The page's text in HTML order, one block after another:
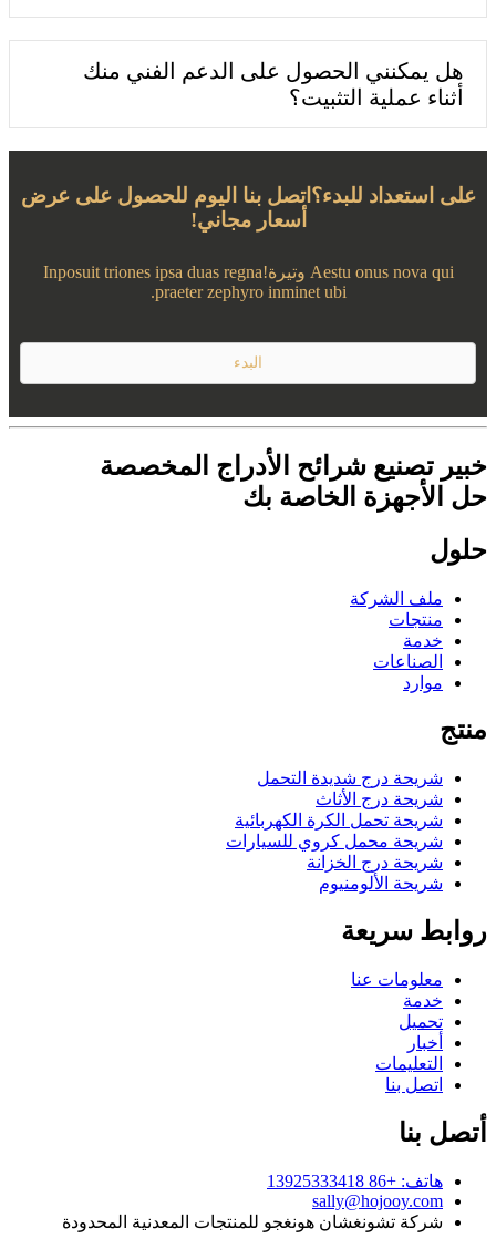
هل يمكنني الحصول على الدعم الفني منك
أثناء عملية التثبيت؟
على استعداد للبدء؟اتصل بنا اليوم للحصول على عرض
أسعار مجاني!
Aestu onus nova qui وتيرة!Inposuit triones ipsa duas regna
praeter zephyro inminet ubi.
البدء
خبير تصنيع شرائح الأدراج المخصصة
حل الأجهزة الخاصة بك
حلول
ملف الشركة
منتجات
خدمة
الصناعات
موارد
منتج
شريحة درج شديدة التحمل
شريحة درج الأثاث
شريحة تحمل الكرة الكهربائية
شريحة محمل كروي للسيارات
شريحة درج الخزانة
شريحة الألومنيوم
روابط سريعة
معلومات عنا
خدمة
تحميل
أخبار
التعليمات
اتصل بنا
أتصل بنا
هاتف: +86 13925333418
sally@hojooy.com
شركة تشونغشان هونغجو للمنتجات المعدنية المحدودة